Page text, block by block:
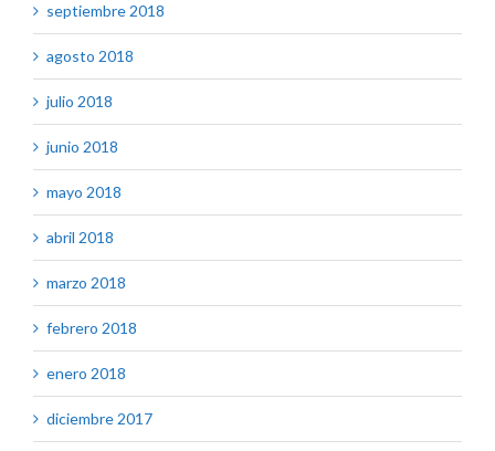
septiembre 2018
agosto 2018
julio 2018
junio 2018
mayo 2018
abril 2018
marzo 2018
febrero 2018
enero 2018
diciembre 2017